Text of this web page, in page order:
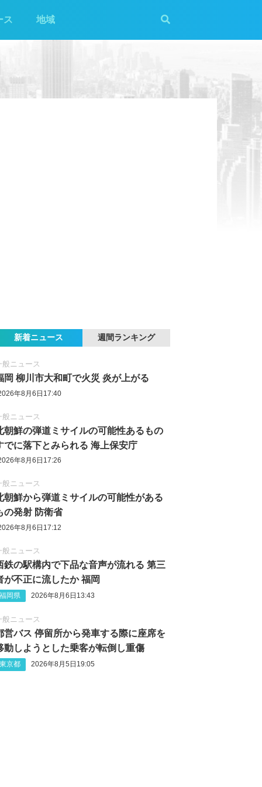
ス 地域
新着ニュース 週間ランキング
般ニュース
岡 柳川市大和町で火災 炎が上がる
年8月6日17:40
般ニュース
朝鮮の弾道ミサイルの可能性あるもの
でに落下とみられる 海上保安庁
年8月6日17:26
般ニュース
朝鮮から弾道ミサイルの可能性がある
の発射 防衛省
年8月6日17:12
般ニュース
鉄の駅構内で下品な音声が流れる 第三
が不正に流したか 福岡
福岡県 2026年8月6日13:43
般ニュース
営バス 停留所から発車する際に座席を
動しようとした乗客が転倒し重傷
東京都 2026年8月5日19:05